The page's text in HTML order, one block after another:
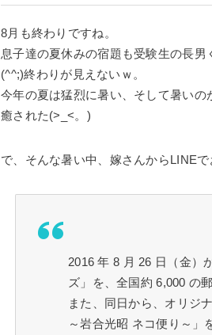
8月も終わりですね。
息子達の夏休みの宿題も受験生の長
(^^;)終わりが見えないｗ。
今年の夏は猛烈に暑い、そして暑いの
癒された(>_<。)
で、そんな暑い中、嫁さんからLINEで
2016 年 8 月 26 日（金）
ズ」を、全国約 6,000 の
また、同日から、オリジ
～岩合光昭 ネコ便り～」